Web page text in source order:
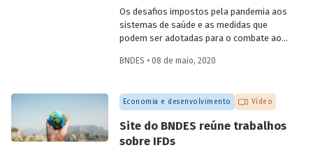
promover uma retomada do crescimento
em bases sustentáveis, com foco na
inclusão social.
Os desafios impostos pela pandemia aos
sistemas de saúde e as medidas que
podem ser adotadas para o combate ao
por especialistas da área de saúde, em
quarta, dia 6 de maio. A conversa,
transmitida pelo YouTube do Banco,
contou com participações do
coordenador de ações de prospecção da
Fiocruz, Carlos Gadelha, do diretor-
BNDES • 08 de maio, 2020
Economia e desenvolvimento Vídeo
Site do BNDES reúne trabalhos
sobre IFDs